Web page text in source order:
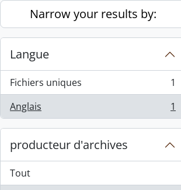
Skip to main content
Narrow your results by:
Langue
Fichiers uniques
, 1 résultats
1
Anglais
, 1 résultats 1
producteur d'archives
Tout